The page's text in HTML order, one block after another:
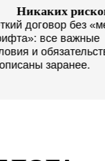
Персональный
клиентом
даже самые